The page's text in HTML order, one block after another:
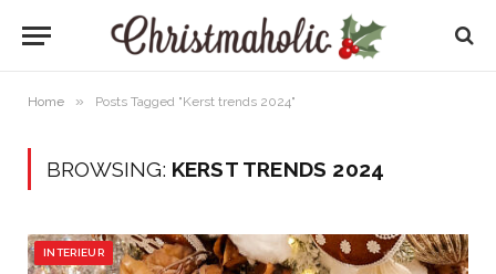
Home » Posts Tagged "Kerst trends 2024"
BROWSING: KERST TRENDS 2024
INTERIEUR